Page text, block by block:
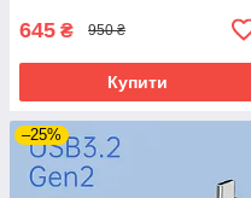
645 ₴ 950 ₴
Купити
–25%